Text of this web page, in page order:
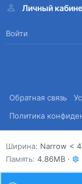
Личный
Войти
Обратная связь
Политика
Ширина
Память 4.86MB